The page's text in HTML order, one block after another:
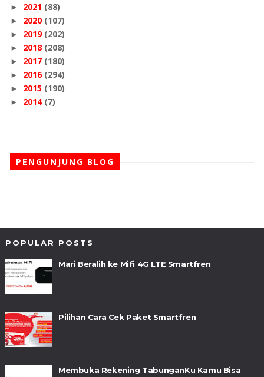
► 2021 (88)
► 2020 (107)
► 2019 (202)
► 2018 (208)
► 2017 (180)
► 2016 (294)
► 2015 (190)
► 2014 (7)
PENGUNJUNG BLOG
POPULAR POSTS
Mari Beralih ke Mifi 4G LTE Smartfren
Pilihan Cara Cek Paket Smartfren
Membuka Rekening TabunganKu Kamu Bisa